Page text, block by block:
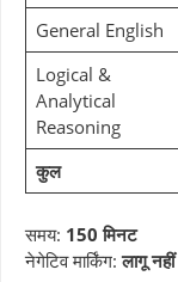
General English
Logical &
Analytical
Reasoning
कुल
समय: 150 मिनट
नेगेटिव मार्किंग:लागू नहीं